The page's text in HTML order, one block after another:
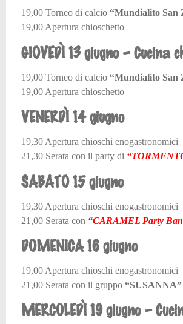
19,00 Torneo di calcio “Mundialito San
19,00 Apertura chioschetto
GIOVEDÌ 13 giugno – Cucina
19,00 Torneo di calcio “Mundialito San
19,00 Apertura chioschetto
VENERDÌ 14 giugno
19,30 Apertura chioschi enogastronomici
21,30 Serata con il party di
SABATO 15 giugno
19,30 Apertura chioschi enogastronomici
21,00 Serata con “CARAMEL Party
DOMENICA 16 giugno
19,00 Apertura chioschi enogastronomici
21,00 Serata con il gruppo “SUSANNA”
MERCOLEDÌ 19 giugno –